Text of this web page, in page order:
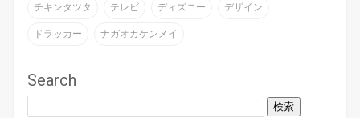
チキンタツタ テレビ ディズニー デザイン
ドラッカー ナガオカケンメイ
Search